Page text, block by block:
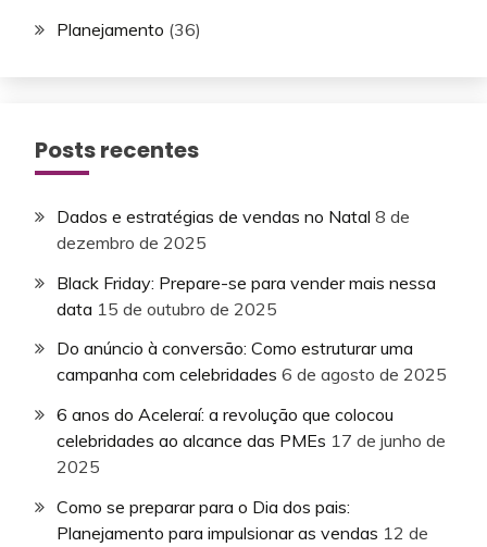
Planejamento (36)
Posts recentes
Dados e estratégias de vendas no Natal 8 de
dezembro de 2025
Black Friday: Prepare-se para vender mais nessa
data 15 de outubro de 2025
Do anúncio à conversão: Como estruturar uma
campanha com celebridades 6 de agosto de 2025
6 anos do Aceleraí: a revolução que colocou
celebridades ao alcance das PMEs 17 de junho de
2025
Como se preparar para o Dia dos pais:
Planejamento para impulsionar as vendas 12 de